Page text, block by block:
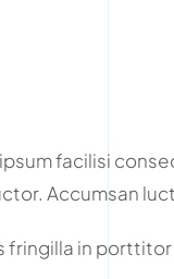
facilisi
Accumsan
in